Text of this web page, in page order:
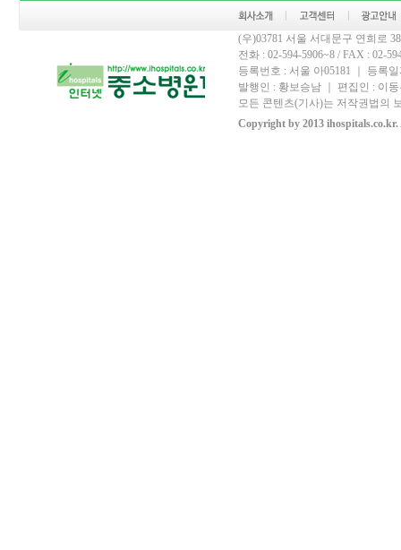
(우)03781 서울 서대문구 연희로
전화 : 02-594-5906~8 / FAX : 02-
등록번호 : 서울 아05181 ｜ 등록
발행인 : 황보승남 ｜ 편집인 : 이
모든 콘텐츠(기사)는 저작권법의
Copyright by 2013 ihospitals.co.kr.